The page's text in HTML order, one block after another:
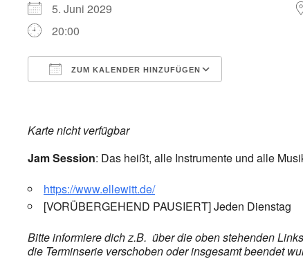
5. Juni 2029
20:00
ZUM KALENDER HINZUFÜGEN
Karte nicht verfügbar
Jam Session: Das heißt, alle Instrumente und alle
https://www.ellewitt.de/
[VORÜBERGEHEND PAUSIERT] Jeden Dienstag
Bitte informiere dich z.B. über die oben stehenden
die Terminserie verschoben oder insgesamt beendet